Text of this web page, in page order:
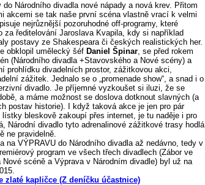
Národního divadla nové nápady a nová krev. Přitom
akcemi se tak naše první scéna vlastně vrací k velmi
nejrůznější pozoruhodné off-programy, které
za ředitelování Jaroslava Kvapila, kdy si například
postavy ze Shakespeara či českých realistických her.
obklopil umělecký šéf Daniel Špinar, se před rokem
(Národního divadla +Stavovského a Nové scény) a
prohlídku divadelních prostor, zážitkovou akci,
zážitek. Jednalo se o „promenade show“, a snad i o
divadlo. Je příjemné vyzkoušet si iluzi, že se
a máme možnost se doslova dotknout slavných (a
postav historie). I když taková akce je jen pro pár
bleskově zakoupí přes internet, je tu naděje i pro
Národní divadlo tyto adrenalinové zážitkové trasy hodlá
ne pravidelně.
na VÝPRAVU do Národního divadla až nedávno, tedy v
program ve všech třech divadlech (Zábor ve
scéně a Výprava v Národním divadle) byl už na
zlaté kapličce (Z deníčku účastnice)